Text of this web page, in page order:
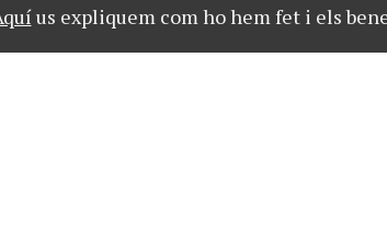
us expliquem com ho hem fet i els